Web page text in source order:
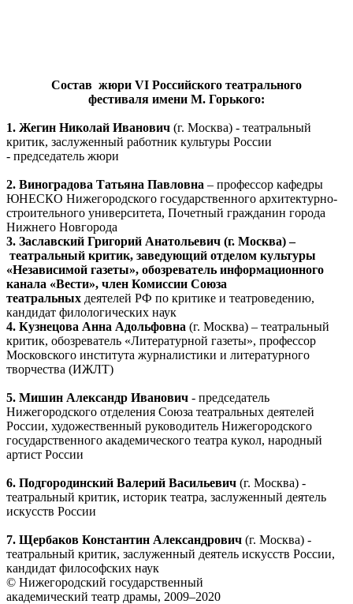
Состав жюри VI Российского театрального
фестиваля имени М. Горького:
1. Жегин Николай Иванович (г. Москва) - театральный
критик, заслуженный работник культуры России
- председатель жюри
2. Виноградова Татьяна Павловна – профессор кафедры
ЮНЕСКО Нижегородского государственного архитектурно-
строительного университета, Почетный гражданин города
Нижнего Новгорода
3. Заславский Григорий Анатольевич (г. Москва)–
театральный критик, заведующий отделом культуры
«Независимой газеты», обозреватель информационного
канала «Вести», член Комиссии Союза
театральных деятелей РФ по критике и театроведению,
кандидат филологических наук
4. Кузнецова Анна Адольфовна (г. Москва) – театральный
критик, обозреватель «Литературной газеты», профессор
Московского института журналистики и литературного
творчества (ИЖЛТ)
5. Мишин Александр Иванович - председатель
Нижегородского отделения Союза театральных деятелей
России, художественный руководитель Нижегородского
государственного академического театра кукол, народный
артист России
6. Подгородинский Валерий Васильевич (г. Москва) -
театральный критик, историк театра, заслуженный деятель
искусств России
7. Щербаков Константин Александрович (г. Москва) -
театральный критик, заслуженный деятель искусств России,
кандидат философских наук
© Нижегородский государственный
академический театр драмы, 2009–2020